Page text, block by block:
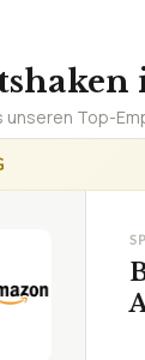
Top-